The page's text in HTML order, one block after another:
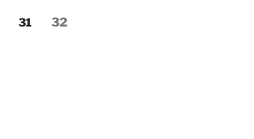
Seite
31 Seite
32